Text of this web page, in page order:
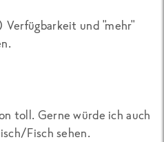
Verfügbarkeit und "mehr"
toll. Gerne würde ich auch
Fisch sehen.